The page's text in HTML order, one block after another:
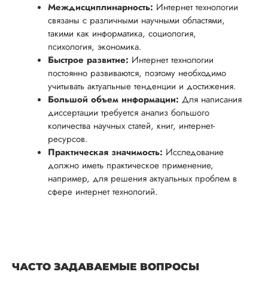
Междисциплинарность: Интернет технологии
связаны с различными научными областями,
такими как информатика, социология,
психология, экономика.
Быстрое развитие: Интернет технологии
постоянно развиваются, поэтому необходимо
учитывать актуальные тенденции и достижения.
Большой объем информации: Для написания
диссертации требуется анализ большого
количества научных статей, книг, интернет-
ресурсов.
Практическая значимость: Исследование
должно иметь практическое применение,
например, для решения актуальных проблем в
сфере интернет технологий.
ЧАСТО ЗАДАВАЕМЫЕ ВОПРОСЫ